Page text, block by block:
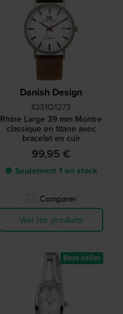
Danish Design
IQ31Q1273
Rhine Large 39 mm Montre
classique en titane avec
bracelet en cuir
99,95 €
● Seulement 1 en stock
Comparer
Voir les produits
Best-seller